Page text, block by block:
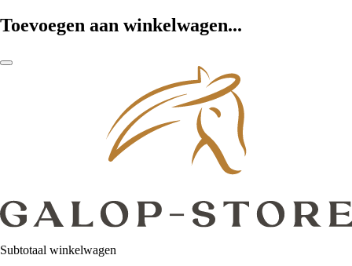
Toevoegen aan winkelwagen...
Subtotaal winkelwagen